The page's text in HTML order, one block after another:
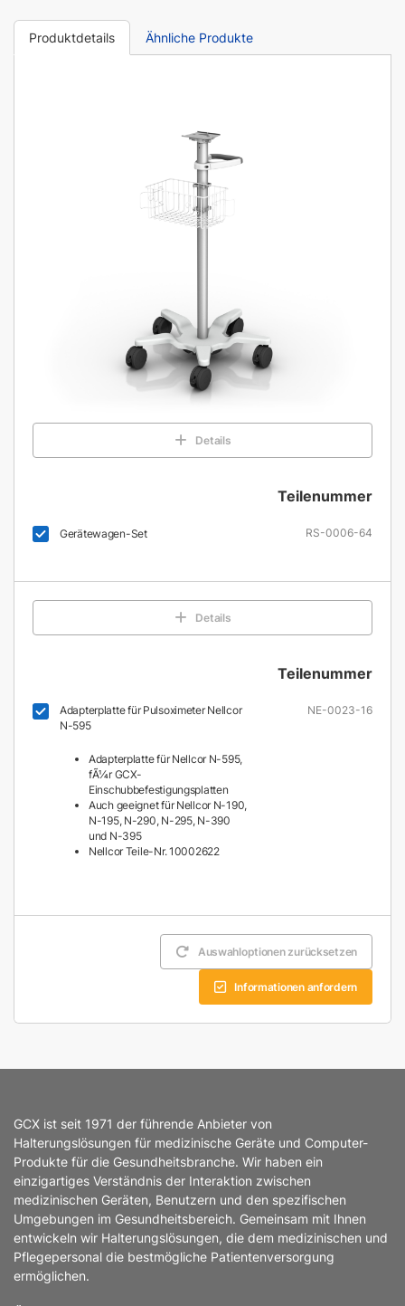
Produktdetails Ähnliche Produkte
Details
Teilenummer
Gerätewagen-Set RS-0006-64
Details
Teilenummer
Adapterplatte für Pulsoximeter Nellcor
N-595
Adapterplatte für Nellcor N-595,
fÃ¼r GCX-
Einschubbefestigungsplatten
Auch geeignet für Nellcor N-190,
N-195, N-290, N-295, N-390
und N-395
Nellcor Teile-Nr. 10002622
NE-0023-16
Auswahloptionen zurücksetzen
Informationen anfordern
GCX ist seit 1971 der führende Anbieter von
Halterungslösungen für medizinische Geräte und Computer-
Produkte für die Gesundheitsbranche. Wir haben ein
einzigartiges Verständnis der Interaktion zwischen
medizinischen Geräten, Benutzern und den spezifischen
Umgebungen im Gesundheitsbereich. Gemeinsam mit Ihnen
entwickeln wir Halterungslösungen, die dem medizinischen und
Pflegepersonal die bestmögliche Patientenversorgung
ermöglichen.